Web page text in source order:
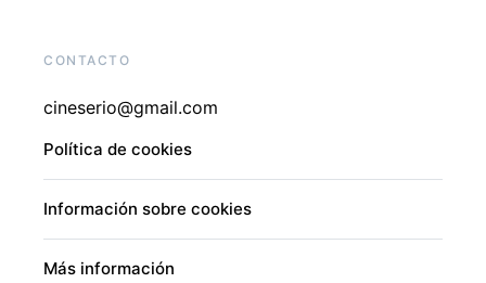
CONTACTO
cineserio@gmail.com
Política de cookies
Información sobre cookies
Más información